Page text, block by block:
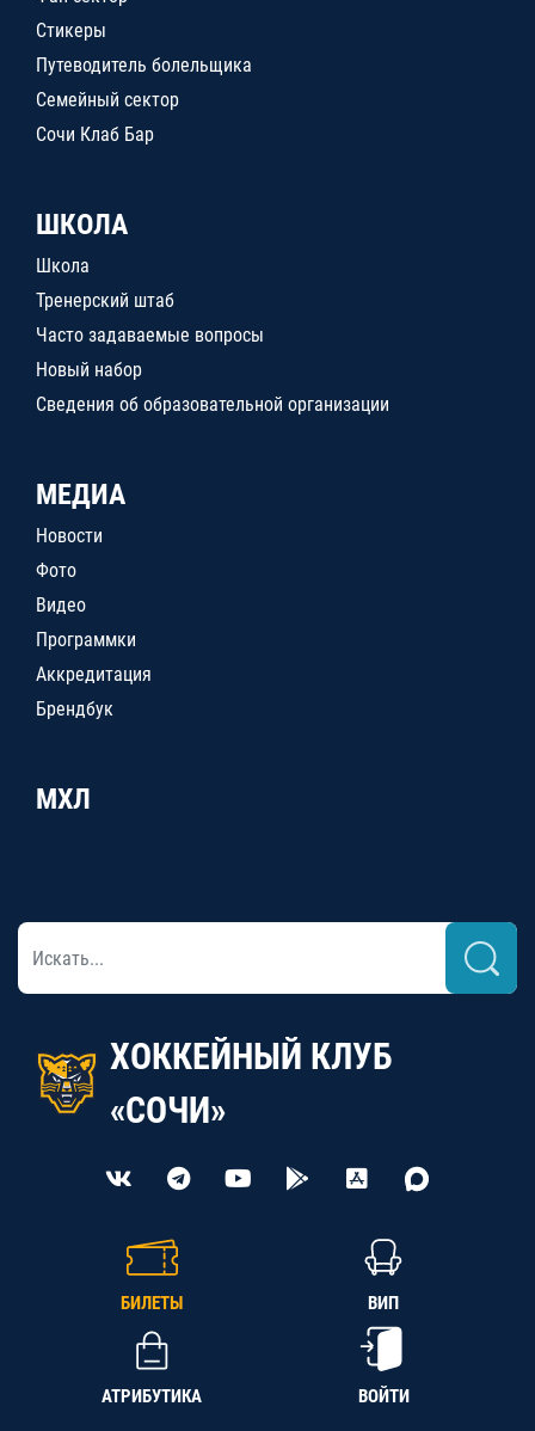
Стикеры
Путеводитель болельщика
Семейный сектор
Сочи Клаб Бар
ШКОЛА
Школа
Тренерский штаб
Часто задаваемые вопросы
Новый набор
Сведения об образовательной организации
МЕДИА
Новости
Фото
Видео
Программки
Аккредитация
Брендбук
МХЛ
ХОККЕЙНЫЙ КЛУБ
«СОЧИ»
БИЛЕТЫ ВИП
АТРИБУТИКА ВОЙТИ